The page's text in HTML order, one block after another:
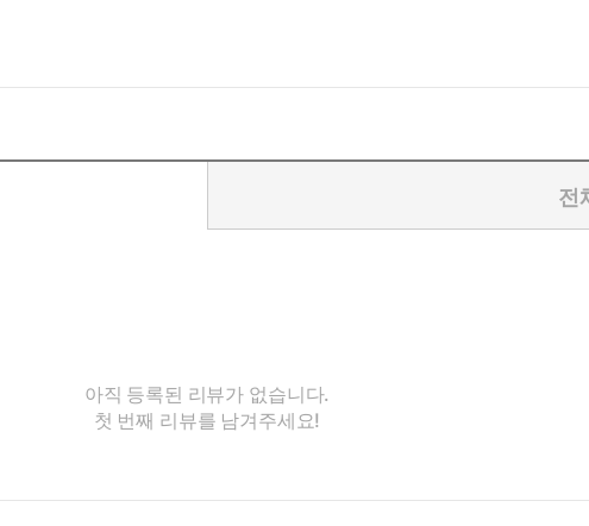
전
아직 등록된 리뷰가 없습니다.
첫 번째 리뷰를 남겨주세요!